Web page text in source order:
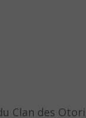
Clan des